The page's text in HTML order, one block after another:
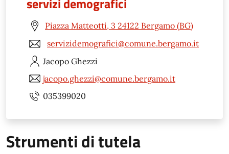
Piazza Matteotti, 3 24122 Bergamo (BG)
servizidemografici@comune.bergamo.it
Jacopo Ghezzi
jacopo.ghezzi@comune.bergamo.it
035399020
Strumenti di tutela